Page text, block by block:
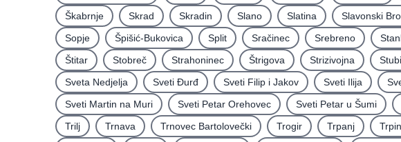
Škabrnje
Skrad Skradin Slano Slatina Slavonski
Sopje
Špišić-Bukovica Split Sračinec Srebreno
Štitar
Stobreč Strahoninec Štrigova Strizivojna
Sveta Nedjelja
Sveti Ðurđ Sveti Filip i Jakov Sveti Ilija
Sveti Martin na Muri
Sveti Petar Orehovec Sveti Petar u Šumi
Trilj
Trnava Trnovec Bartolovečki Trogir Trpanj